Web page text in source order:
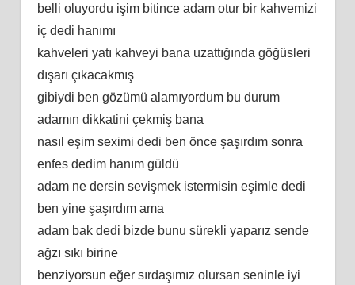
belli oluyordu işim bitince adam otur bir kahvemizi
iç dedi hanımı
kahveleri yatı kahveyi bana uzattığında göğüsleri
dışarı çıkacakmış
gibiydi ben gözümü alamıyordum bu durum
adamın dikkatini çekmiş bana
nasıl eşim seximi dedi ben önce şaşırdım sonra
enfes dedim hanım güldü
adam ne dersin sevişmek istermisin eşimle dedi
ben yine şaşırdım ama
adam bak dedi bizde bunu sürekli yaparız sende
ağzı sıkı birine
benziyorsun eğer sırdaşımız olursan seninle iyi